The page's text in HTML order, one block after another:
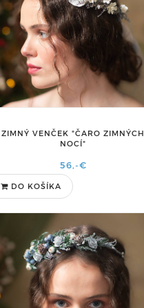
ZIMNÝ VENČEK "ČARO ZIMNÝCH
NOCÍ"
56,-€
DO KOŠÍKA